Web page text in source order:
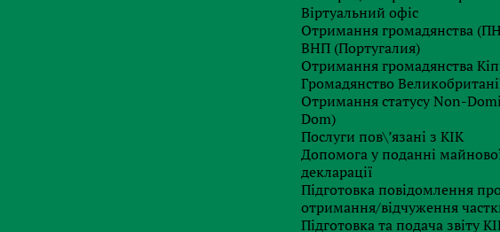
Віртуальний офіс
Отримання громадянства
ВНП (Португалия)
Отримання громадянства
Громадянство
Отримання статусу Non-
Dom)
Послуги пов\’язані з КІК
Допомога у поданні
декларації
Підготовка повідомлення про
отримання/відчуження
Підготовка та подача звіту
Залишились питання?